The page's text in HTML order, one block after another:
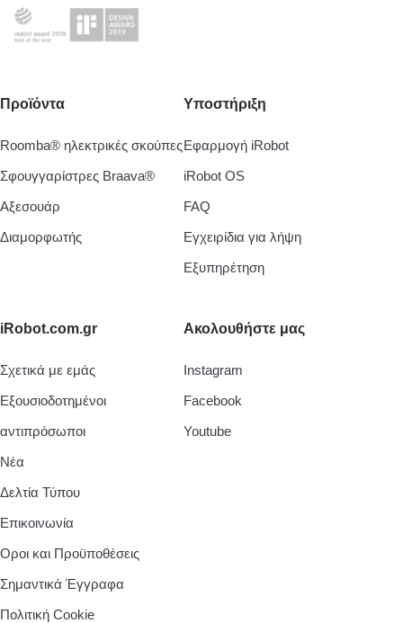
Προϊόντα
Roomba® ηλεκτρικές σκούπες
Σφουγγαρίστρες Braava®
Aξεσουάρ
Διαμορφωτής
Υποστήριξη
Εφαρμογή iRobot
iRobot OS
FAQ
Εγχειρίδια για λήψη
Εξυπηρέτηση
iRobot.com.gr
Σχετικά με εμάς
Εξουσιοδοτημένοι
αντιπρόσωποι
Νέα
Δελτία Τύπου
Επικοινωνία
Οροι και Προϋποθέσεις
Σημαντικά Έγγραφα
Πολιτική Cookie
Ακολουθήστε μας
Instagram
Facebook
Youtube